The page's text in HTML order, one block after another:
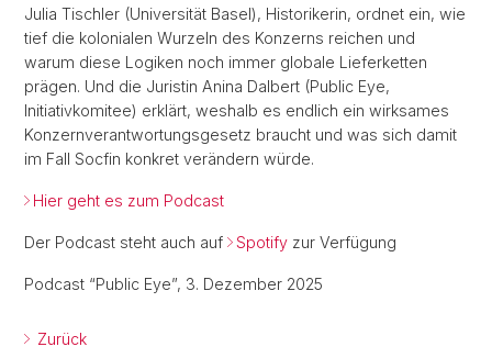
Julia Tischler (Universität Basel), Historikerin, ordnet ein, wie
tief die kolonialen Wurzeln des Konzerns reichen und
warum diese Logiken noch immer globale Lieferketten
prägen. Und die Juristin Anina Dalbert (Public Eye,
Initiativkomitee) erklärt, weshalb es endlich ein wirksames
Konzernverantwortungsgesetz braucht und was sich damit
im Fall Socfin konkret verändern würde.
Hier geht es zum Podcast
Der Podcast steht auch auf Spotify zur Verfügung
Podcast “Public Eye”, 3. Dezember 2025
Zurück